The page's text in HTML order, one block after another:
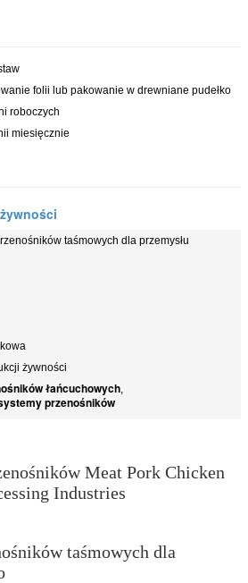
folii lub pakowanie w drewniane pudełko
roboczych
miesięcznie
taśmowych dla przemysłu
żywności
łańcuchowych,
przenośników
Meat Pork Chicken
Industries
taśmowych dla